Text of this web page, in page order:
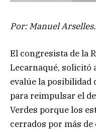
Por: Manuel Arselles.
El congresista de la
Lecarnaqué, solicitó
evalúe la
para reimpulsar el
Verdes porque los
cerrados por más